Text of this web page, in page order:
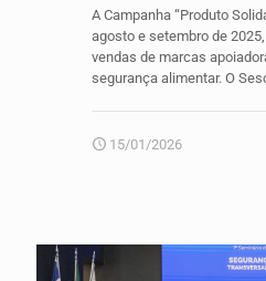
A Campanha “Produto
agosto e setembro de
vendas de marcas
segurança alimentar. O
15/01/2026